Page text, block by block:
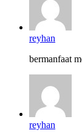
reyhan
bermanfaat
reyhan